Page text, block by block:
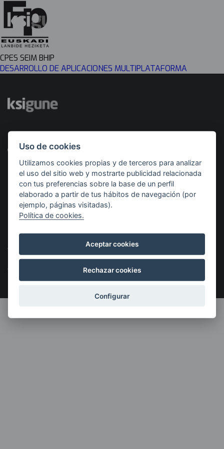
CPES SEIM BHIP
DESARROLLO DE APLICACIONES MULTIPLATAFORMA
Desarrollado por
Menú
Aviso Legal Política de cookies Política de privacidad
Uso de cookies
Utilizamos cookies propias y de terceros para analizar
el uso del sitio web y mostrarte publicidad relacionada
con tus preferencias sobre la base de un perfil
elaborado a partir de tus hábitos de navegación (por
ejemplo, páginas visitadas).
Política de cookies.
Aceptar cookies
Rechazar cookies
Configurar